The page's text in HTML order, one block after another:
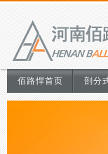
佰路悍首页 剖分